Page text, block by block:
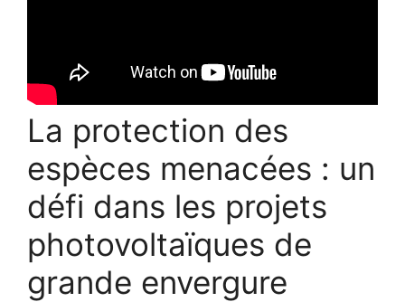
La protection des
espèces menacées : un
défi dans les projets
photovoltaïques de
grande envergure